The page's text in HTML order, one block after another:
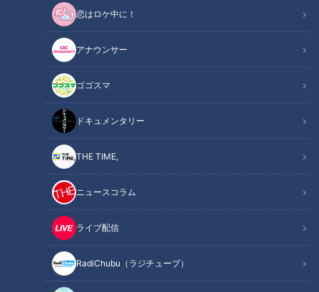
恋はロケ中に！
アナウンサー
ゴゴスマ
ドキュメンタリー
THE TIME,
ニュースコラム
ライブ配信
RadiChubu（ラジチューブ）
記事に戻る
この記事を見たあなたへのおすすめ
焼豚が24枚のった“スタミナ系
ラーメン”！？夏に食べたい冷た
いラーメンも 東海エリアの新店
カツオのへそって何？！豪快
「鰹のレアステーキ」も！静岡
県焼津市「春の鰹三昧」開催